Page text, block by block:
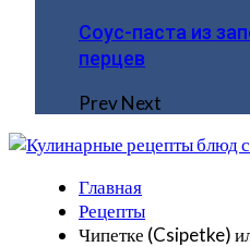
Соус-паста из
перцев
PrevNext
Главная
Рецепты
Чипетке (Csipetke)